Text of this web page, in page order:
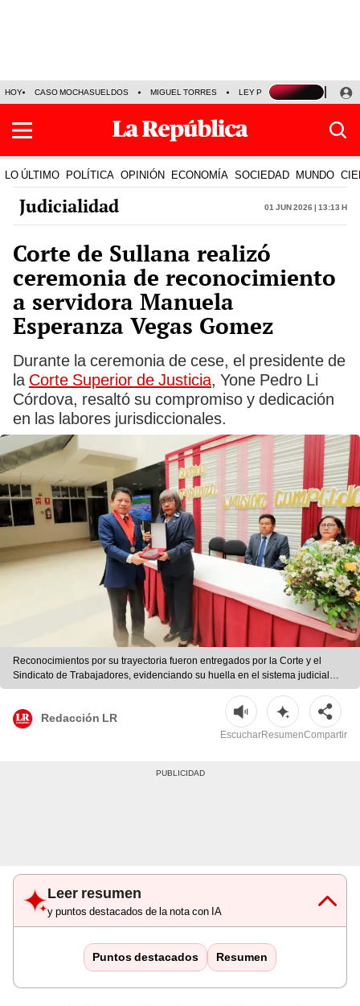
HOY CASO MOCHASUELDOS MIGUEL TORRES LEY PULPÍN PRECIO DEL
LO ÚLTIMO POLÍTICA OPINIÓN ECONOMÍA SOCIEDAD MUNDO
Judicialidad 01 Jun 2026 | 13:13 h
Corte de Sullana realizó
ceremonia de reconocimiento
a servidora Manuela
Esperanza Vegas Gomez
Durante la ceremonia de cese, el presidente de
la Corte Superior de Justicia, Yone Pedro Li
Córdova, resaltó su compromiso y dedicación
en las labores jurisdiccionales.
Reconocimientos por su trayectoria fueron entregados por la Corte y el
Sindicato de Trabajadores, evidenciando su huella en el sistema judicial
desde 1975. Fuente: difusión.
Redacción LR
EscucharResumenCompartir
Leer resumen
y puntos destacados de la nota con IA
Puntos destacados Resumen